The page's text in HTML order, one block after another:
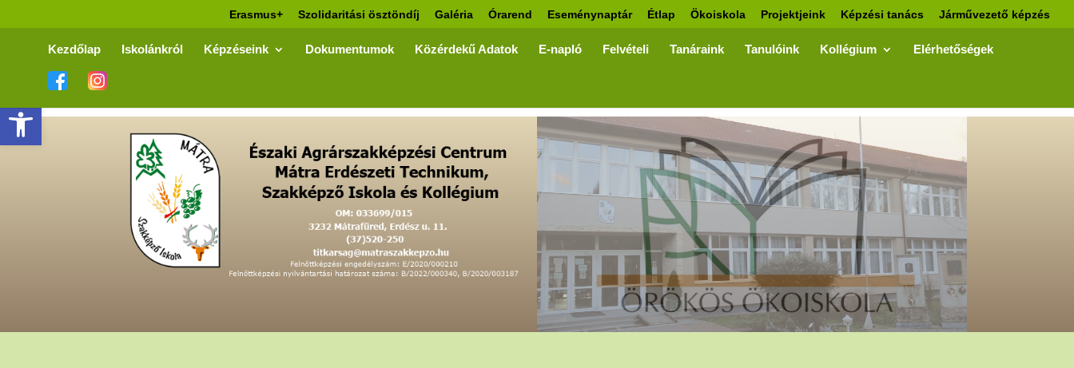
Eszköztár megnyitása
Erasmus+ Szolidaritási ösztöndíj Galéria Órarend Eseménynaptár Étlap Ökoiskola Projektjeink Képzési tanács Járművezető képzés
Kezdőlap Iskolánkról Képzéseink Dokumentumok Közérdekű Adatok E-napló Felvételi Tanáraink Tanulóink Kollégium Elérhetőségek